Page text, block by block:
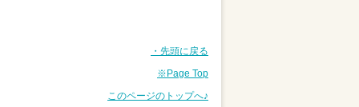
・先頭に戻る
※Page Top
このページのトップへ♪